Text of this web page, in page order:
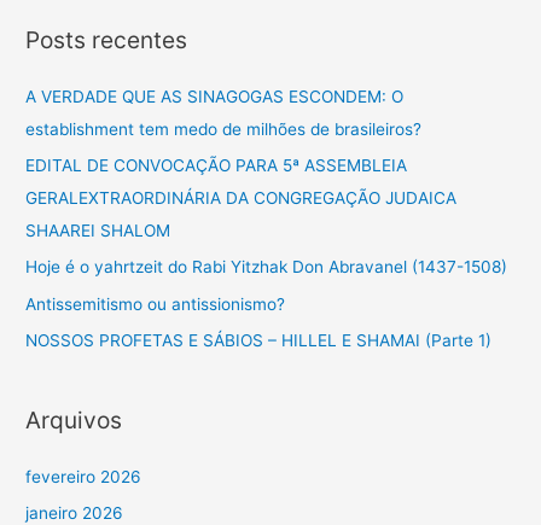
q
u
r
:
Posts recentes
A VERDADE QUE AS SINAGOGAS ESCONDEM: O
establishment tem medo de milhões de brasileiros?
EDITAL DE CONVOCAÇÃO PARA 5ª ASSEMBLEIA
GERALEXTRAORDINÁRIA DA CONGREGAÇÃO JUDAICA
SHAAREI SHALOM
Hoje é o yahrtzeit do Rabi Yitzhak Don Abravanel (1437-1508)
Antissemitismo ou antissionismo?
NOSSOS PROFETAS E SÁBIOS – HILLEL E SHAMAI (Parte 1)
Arquivos
fevereiro 2026
janeiro 2026